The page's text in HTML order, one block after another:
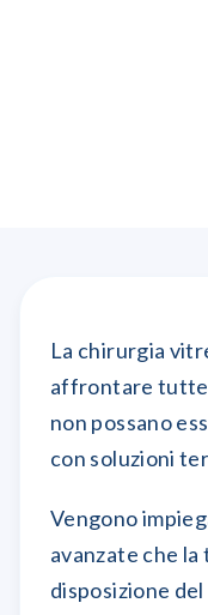
La chirurgia
affrontare tutte
non possano
con soluzioni
Vengono
avanzate che
disposizione